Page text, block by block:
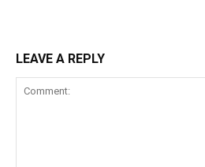
LEAVE A REPLY